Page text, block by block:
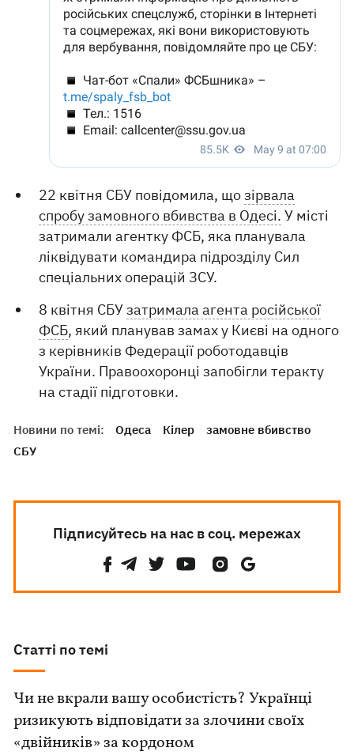
22 квітня СБУ повідомила, щозірвала
спробу замовного вбивства в Одесі. У місті
затримали агентку ФСБ, яка планувала
ліквідувати командира підрозділу Сил
спеціальних операцій ЗСУ.
8 квітня СБУзатримала агента російської
ФСБ, який планував замах у Києві на одного
з керівників Федерації роботодавців
України. Правоохоронці запобігли теракту
на стадії підготовки.
Новини по темі: Одеса Кілер
замовне вбивство
СБУ
Підписуйтесь на нас в соц. мережах
Статті по темі
Чи не вкрали вашу особистість? Українці
ризикують відповідати за злочини своїх
«двійників» за кордоном